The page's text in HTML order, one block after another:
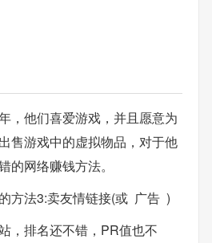
，他们喜爱游戏，并且愿意为
售游戏中的虚拟物品，对于他
的网络赚钱方法。
方法3:卖友情链接(或 广告 )
，排名还不错，PR值也不